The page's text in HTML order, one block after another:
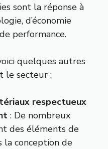
sont la réponse à
d’économie
performance.
quelques autres
le secteur :
respectueux
: De nombreux
des éléments de
la conception de